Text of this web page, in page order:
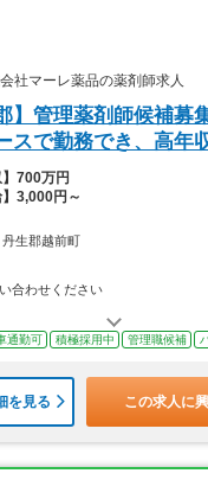
社マーレ薬品の薬剤師求人
】管理薬剤師候補募
スで勤務でき、高年
】700万円
】3,000円～
生郡越前町
合わせください
通勤可 積極採用中 管理職候補
を見る この求人に